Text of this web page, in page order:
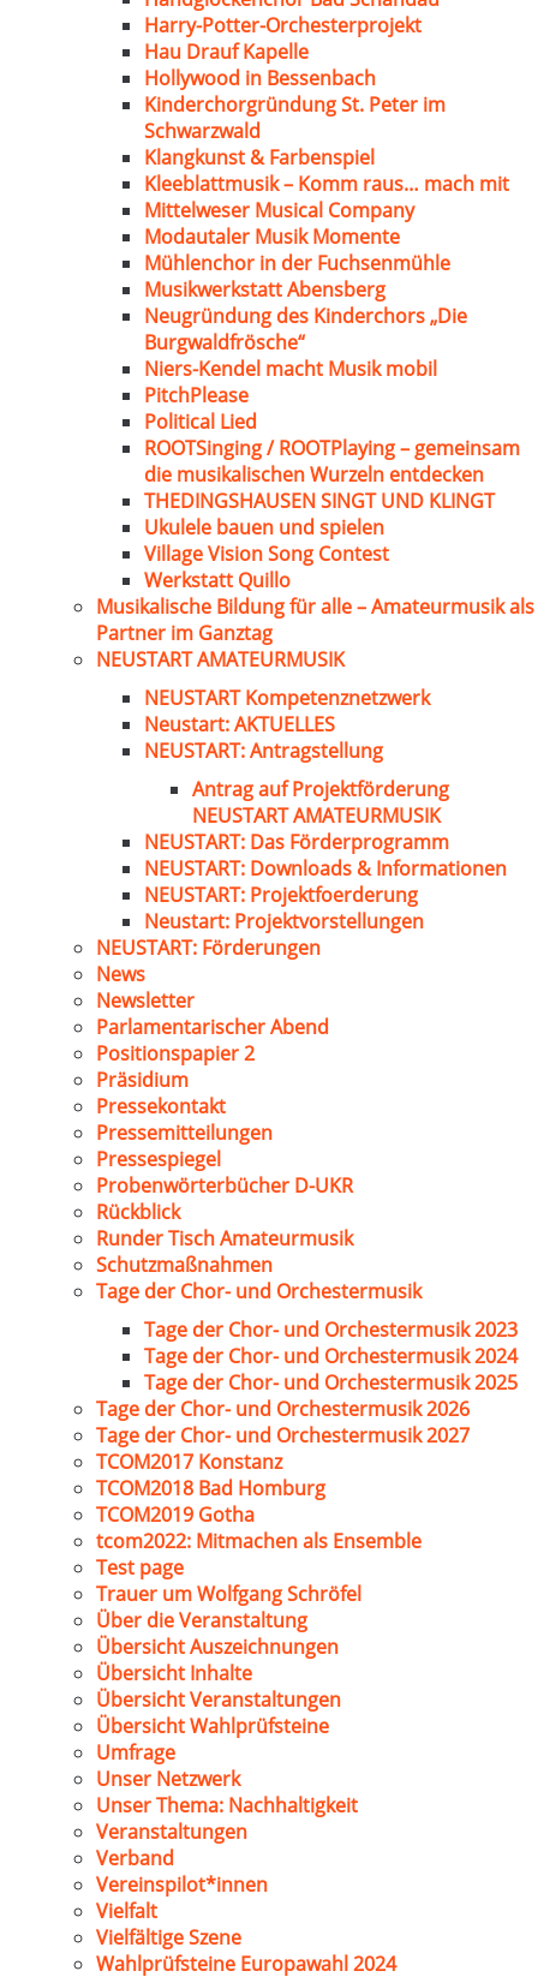
Harry-Potter-Orchesterprojekt
Hau Drauf Kapelle
Hollywood in Bessenbach
Kinderchorgründung St. Peter im
Schwarzwald
Klangkunst & Farbenspiel
Kleeblattmusik – Komm raus… mach mit
Mittelweser Musical Company
Modautaler Musik Momente
Mühlenchor in der Fuchsenmühle
Musikwerkstatt Abensberg
Neugründung des Kinderchors „Die
Burgwaldfrösche“
Niers-Kendel macht Musik mobil
PitchPlease
Political Lied
ROOTSinging / ROOTPlaying – gemeinsam
die musikalischen Wurzeln entdecken
THEDINGSHAUSEN SINGT UND KLINGT
Ukulele bauen und spielen
Village Vision Song Contest
Werkstatt Quillo
Musikalische Bildung für alle – Amateurmusik als
Partner im Ganztag
NEUSTART AMATEURMUSIK
NEUSTART Kompetenznetzwerk
Neustart: AKTUELLES
NEUSTART: Antragstellung
Antrag auf Projektförderung
NEUSTART AMATEURMUSIK
NEUSTART: Das Förderprogramm
NEUSTART: Downloads & Informationen
NEUSTART: Projektfoerderung
Neustart: Projektvorstellungen
NEUSTART: Förderungen
News
Newsletter
Parlamentarischer Abend
Positionspapier 2
Präsidium
Pressekontakt
Pressemitteilungen
Pressespiegel
Probenwörterbücher D-UKR
Rückblick
Runder Tisch Amateurmusik
Schutzmaßnahmen
Tage der Chor- und Orchestermusik
Tage der Chor- und Orchestermusik 2023
Tage der Chor- und Orchestermusik 2024
Tage der Chor- und Orchestermusik 2025
Tage der Chor- und Orchestermusik 2026
Tage der Chor- und Orchestermusik 2027
TCOM2017 Konstanz
TCOM2018 Bad Homburg
TCOM2019 Gotha
tcom2022: Mitmachen als Ensemble
Test page
Trauer um Wolfgang Schröfel
Über die Veranstaltung
Übersicht Auszeichnungen
Übersicht Inhalte
Übersicht Veranstaltungen
Übersicht Wahlprüfsteine
Umfrage
Unser Netzwerk
Unser Thema: Nachhaltigkeit
Veranstaltungen
Verband
Vereinspilot*innen
Vielfalt
Vielfältige Szene
Wahlprüfsteine Europawahl 2024